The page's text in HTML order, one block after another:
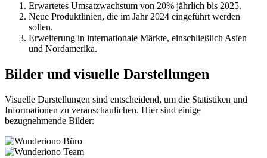
Erwartetes Umsatzwachstum von 20% jährlich bis 2025.
Neue Produktlinien, die im Jahr 2024 eingeführt werden
sollen.
Erweiterung in internationale Märkte, einschließlich Asien
und Nordamerika.
Bilder und visuelle Darstellungen
Visuelle Darstellungen sind entscheidend, um die Statistiken und
Informationen zu veranschaulichen. Hier sind einige
bezugnehmende Bilder: